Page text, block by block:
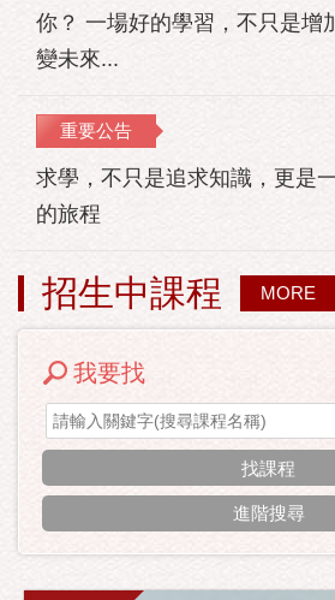
你？ 一場好的學習，不只是增
變未來...
重要公告
求學，不只是追求知識，更是
的旅程
招生中課程 MORE
我要找
進階搜尋